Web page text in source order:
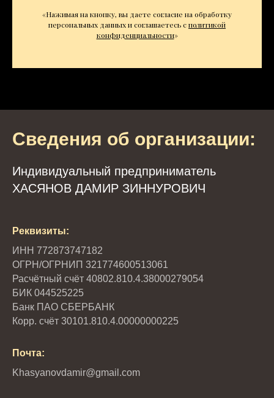
«Нажимая на кнопку, вы даете согласие на обработку
персональных данных и соглашаетесь cполитикой
конфиденциальности»
Сведения об организации:
Индивидуальный предприниматель
ХАСЯНОВ ДАМИР ЗИННУРОВИЧ
Реквизиты:
ИНН 772873747182
ОГРН/ОГРНИП 321774600513061
Расчётный счёт 40802.810.4.38000279054
БИК 044525225
Банк ПАО СБЕРБАНК
Корр. счёт 30101.810.4.00000000225
Почта:
Khasyanovdamir@gmail.com